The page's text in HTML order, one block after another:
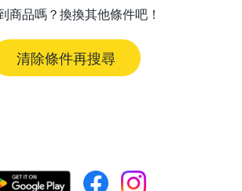
商品嗎？換換其他條件吧！
清除條件再搜尋